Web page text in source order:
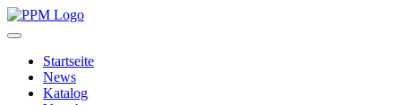
Startseite
News
Katalog